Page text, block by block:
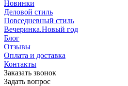
Новинки
Деловой стиль
Повседневный стиль
Вечеринка.Новый год
Блог
Отзывы
Оплата и доставка
Контакты
Заказать звонок
Задать вопрос